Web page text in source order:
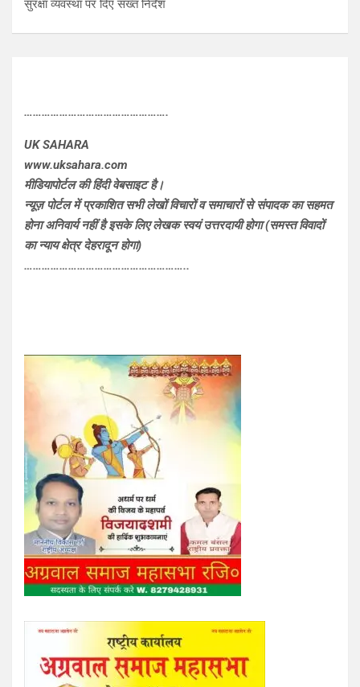
सुरक्षा व्यवस्था पर दिए सख्त निर्देश
………………………………………….
UK SAHARA
www.uksahara.com
मीडियापोर्टल की हिंदी वेबसाइट है।
न्यूज़ पोर्टल में प्रकाशित सभी लेखों विचारों व समाचारों से संपादक का सहमत
होना अनिवार्य नहीं है इसके लिए लेखक स्वयं उत्तरदायी होगा (समस्त विवादों
का न्याय क्षेत्र देहरादून होगा)
………………………………………………..